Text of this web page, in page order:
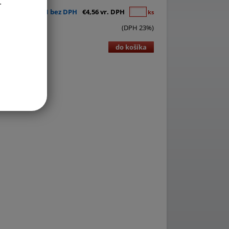
€3,71 bez DPH €4,56 vr. DPH ks
(DPH 23%)
do košíka